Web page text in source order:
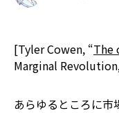
[Tyler Cowen, “The
Marginal
あらゆるところに市